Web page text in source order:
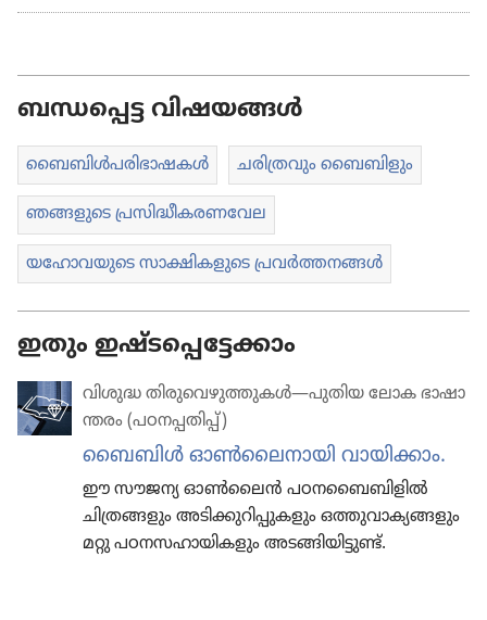
ഡൗണ്‍ലോഡ്
ബന്ധപ്പെട്ട വിഷയങ്ങൾ
ബൈബിൾപ​രി​ഭാ​ഷ​കൾ ചരി​ത്ര​വും ബൈബി​ളും
ഞങ്ങളുടെ പ്രസിദ്ധീകരണവേല
യഹോവയുടെ സാക്ഷികളുടെ പ്രവർത്തനങ്ങൾ
ഇതും ഇഷ്ടപ്പെട്ടേക്കാം
വിശുദ്ധ തിരുവെഴുത്തുകൾ​—പുതിയ ലോക ഭാഷാ​
ന്തരം (പഠനപ്പ​തിപ്പ്‌)
ബൈബിൾ ഓൺ​ലൈ​നാ​യി വായി​ക്കാം.
ഈ സൗജന്യ ഓൺലൈൻ പഠന​ബൈ​ബി​ളിൽ
ചിത്ര​ങ്ങ​ളും അടിക്കു​റി​പ്പു​ക​ളും ഒത്തുവാ​ക്യ​ങ്ങ​ളും
മറ്റു പഠനസ​ഹാ​യി​ക​ളും അടങ്ങി​യി​ട്ടുണ്ട്‌.